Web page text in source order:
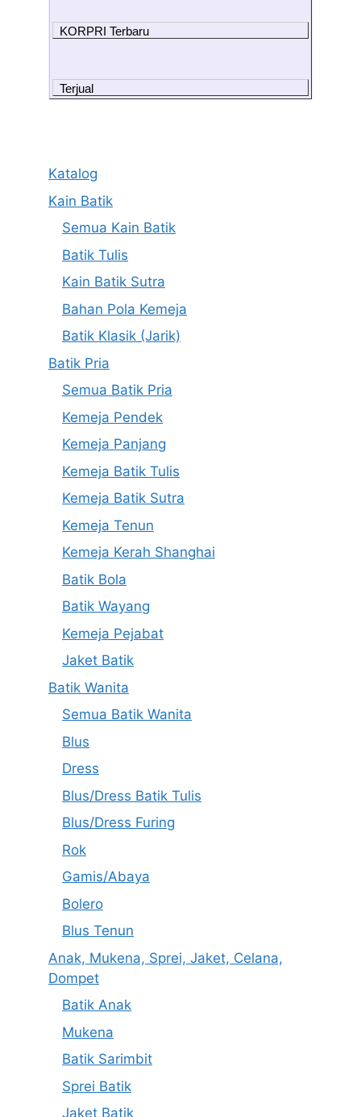
KORPRI Terbaru
Terjual
Katalog
Kain Batik
Semua Kain Batik
Batik Tulis
Kain Batik Sutra
Bahan Pola Kemeja
Batik Klasik (Jarik)
Batik Pria
Semua Batik Pria
Kemeja Pendek
Kemeja Panjang
Kemeja Batik Tulis
Kemeja Batik Sutra
Kemeja Tenun
Kemeja Kerah Shanghai
Batik Bola
Batik Wayang
Kemeja Pejabat
Jaket Batik
Batik Wanita
Semua Batik Wanita
Blus
Dress
Blus/Dress Batik Tulis
Blus/Dress Furing
Rok
Gamis/Abaya
Bolero
Blus Tenun
Anak, Mukena, Sprei, Jaket, Celana,
Dompet
Batik Anak
Mukena
Batik Sarimbit
Sprei Batik
Jaket Batik